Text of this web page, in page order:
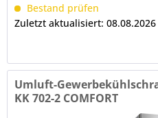
Bestand prüfen
Zuletzt aktualisiert: 08.08.2026
Umluft-
KK 702-2 COMFORT